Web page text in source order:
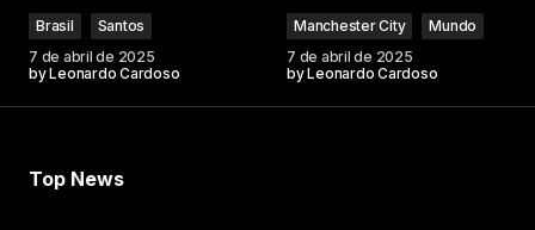
Brasil
Santos
7 de abril de 2025
byLeonardo Cardoso
Manchester City
Mundo
7 de abril de 2025
byLeonardo Cardoso
Top News